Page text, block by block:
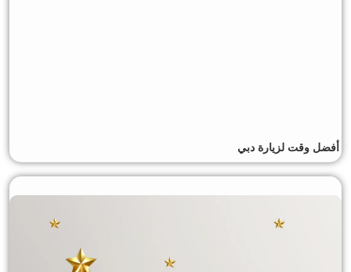
أفضل وقت لزيارة دبي